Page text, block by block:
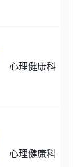
心理健康科
心理健康科